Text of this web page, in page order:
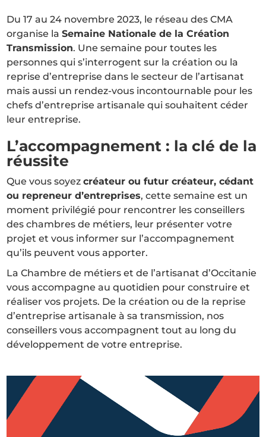
Du 17 au 24 novembre 2023, le réseau des CMA
organise laSemaine Nationale de la Création
Transmission. Une semaine pour toutes les
personnes qui s’interrogent sur la création ou la
reprise d’entreprise dans le secteur de l’artisanat
mais aussi un rendez-vous incontournable pour les
chefs d’entreprise artisanale qui souhaitent céder
leur entreprise.
L’accompagnement : la clé de la
réussite
Que vous soyezcréateur ou futur créateur, cédant
ou repreneur d’entreprises, cette semaine est un
moment privilégié pour rencontrer les conseillers
des chambres de métiers, leur présenter votre
projet et vous informer sur l’accompagnement
qu’ils peuvent vous apporter.
La Chambre de métiers et de l’artisanat d’Occitanie
vous accompagne au quotidien pour construire et
réaliser vos projets. De la création ou de la reprise
d’entreprise artisanale à sa transmission, nos
conseillers vous accompagnent tout au long du
développement de votre entreprise.